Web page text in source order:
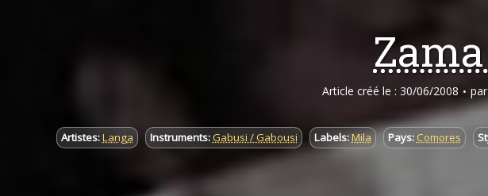
Article créé le : 30/06/2008 par
Artistes:Langa Instruments:Gabusi / Gabousi Labels:Mila Pays: Comores